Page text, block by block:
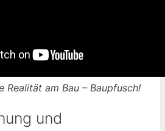
Realität am Bau – Baupfusch!
und